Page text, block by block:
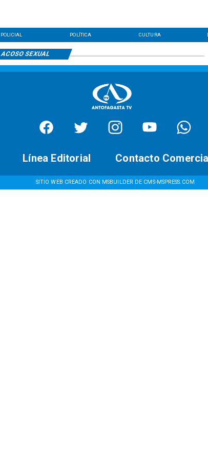
POLICIAL POLÍTICA CULTURA
ACOSO SEXUAL
SITIO WEB CREADO CON MSBUILDER DE CMS-MSPRESS.COM
Contacto Comercial
Línea Editorial